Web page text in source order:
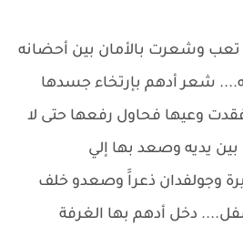
وشعرت بالأمان بين أحضانه
شعر أدهم بإرتخاء جسدها
وعيها فحاول رفعها حتى لا
يديه وصعد بها إلي
وجولفدان ذعراََ وصعدو خلف
دخل أدهم بها الغرفة